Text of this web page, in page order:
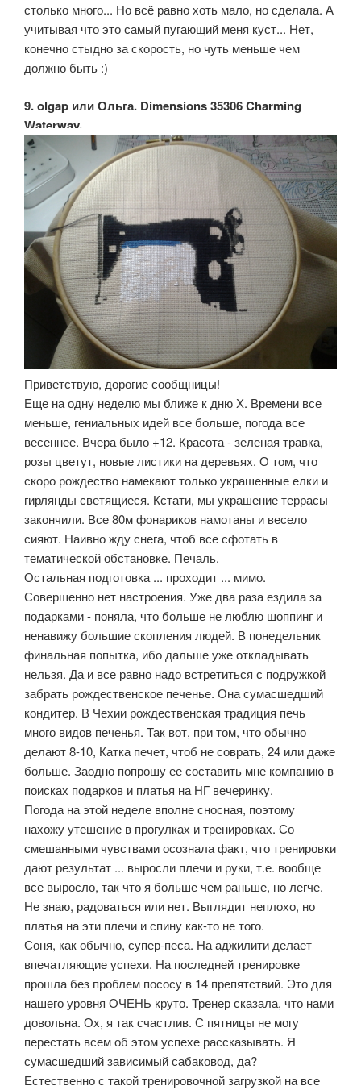
столько много... Но всё равно хоть мало, но сделала. А
учитывая что это самый пугающий меня куст... Нет,
конечно стыдно за скорость, но чуть меньше чем
должно быть :)
9. olgap или Ольга. Dimensions 35306 Charming
Waterway.
Приветствую, дорогие сообщницы!
Еще на одну неделю мы ближе к дню Х. Времени все
меньше, гениальных идей все больше, погода все
весеннее. Вчера было +12. Красота - зеленая травка,
розы цветут, новые листики на деревьях. О том, что
скоро рождество намекают только украшенные елки и
гирлянды светящиеся. Кстати, мы украшение террасы
закончили. Все 80м фонариков намотаны и весело
сияют. Наивно жду снега, чтоб все сфотать в
тематической обстановке. Печаль.
Остальная подготовка ... проходит ... мимо.
Совершенно нет настроения. Уже два раза ездила за
подарками - поняла, что больше не люблю шоппинг и
ненавижу большие скопления людей. В понедельник
финальная попытка, ибо дальше уже откладывать
нельзя. Да и все равно надо встретиться с подружкой
забрать рождественское печенье. Она сумасшедший
кондитер. В Чехии рождественская традиция печь
много видов печенья. Так вот, при том, что обычно
делают 8-10, Катка печет, чтоб не соврать, 24 или даже
больше. Заодно попрошу ее составить мне компанию в
поисках подарков и платья на НГ вечеринку.
Погода на этой неделе вполне сносная, поэтому
нахожу утешение в прогулках и тренировках. Со
смешанными чувствами осознала факт, что тренировки
дают результат ... выросли плечи и руки, т.е. вообще
все выросло, так что я больше чем раньше, но легче.
Не знаю, радоваться или нет. Выглядит неплохо, но
платья на эти плечи и спину как-то не того.
Соня, как обычно, супер-песа. На аджилити делает
впечатляющие успехи. На последней тренировке
прошла без проблем пососу в 14 препятствий. Это для
нашего уровня ОЧЕНЬ круто. Тренер сказала, что нами
довольна. Ох, я так счастлив. С пятницы не могу
перестать всем об этом успехе рассказывать. Я
сумасшедший зависимый сабаковод, да?
Естественно с такой тренировочной загрузкой на все